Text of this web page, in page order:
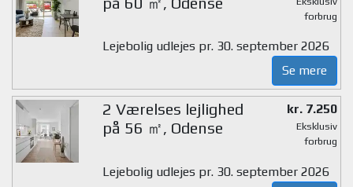
forbrug
Lejebolig udlejes pr. 30. september 2026
Se mere
2 Værelses lejlighed
på 56 ㎡, Odense
kr. 7.250
Eksklusiv
forbrug
Lejebolig udlejes pr. 30. september 2026